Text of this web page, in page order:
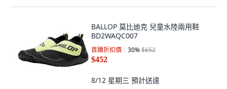
BALLOP 莫比迪克 兒童水陸兩用鞋
BD2WAQC007
首購折扣價 30%$652
$452
8/12 星期三 預計送達